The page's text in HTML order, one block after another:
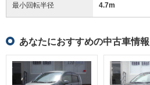
最小回転半径 4.7m
あなたにおすすめの中古車情報